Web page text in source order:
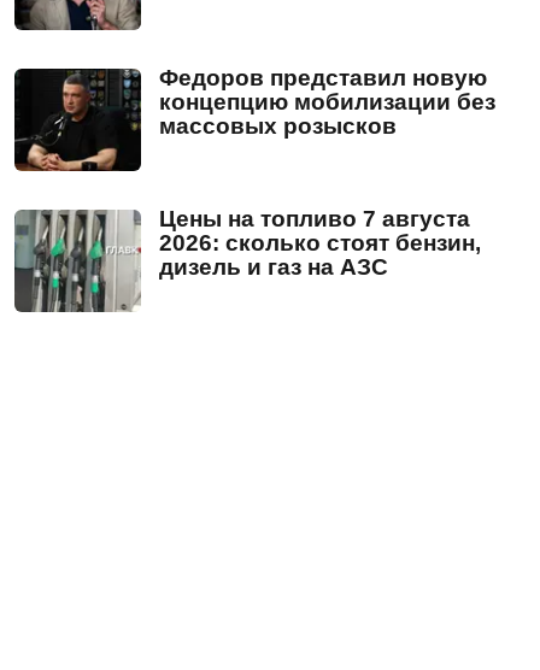
Федоров представил новую
концепцию мобилизации без
массовых розысков
Цены на топливо 7 августа
2026: сколько стоят бензин,
дизель и газ на АЗС